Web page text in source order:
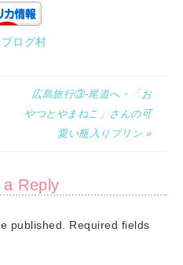
ログ村
広島旅行③-尾道へ・「お
やつとやまねこ」さんの可
愛い瓶入りプリン »
a Reply
published. Required fields